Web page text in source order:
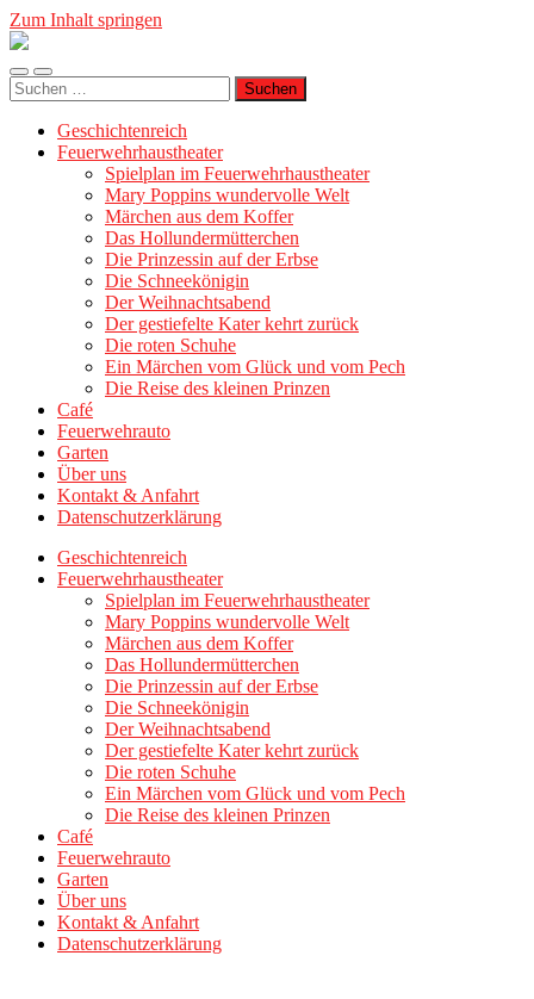
Zum Inhalt springen
Geschichtenreich
Mobile-
Menü
Suchfeld
ein-/ausblenden
Suche
nach:
Geschichtenreich
Feuerwehrhaustheater
Spielplan im Feuerwehrhaustheater
Mary Poppins wundervolle Welt
Märchen aus dem Koffer
Das Hollundermütterchen
Die Prinzessin auf der Erbse
Die Schneekönigin
Der Weihnachtsabend
Der gestiefelte Kater kehrt zurück
Die roten Schuhe
Ein Märchen vom Glück und vom Pech
Die Reise des kleinen Prinzen
Café
Feuerwehrauto
Garten
Über uns
Kontakt & Anfahrt
Datenschutzerklärung
Geschichtenreich
Feuerwehrhaustheater
Spielplan im Feuerwehrhaustheater
Mary Poppins wundervolle Welt
Märchen aus dem Koffer
Das Hollundermütterchen
Die Prinzessin auf der Erbse
Die Schneekönigin
Der Weihnachtsabend
Der gestiefelte Kater kehrt zurück
Die roten Schuhe
Ein Märchen vom Glück und vom Pech
Die Reise des kleinen Prinzen
Café
Feuerwehrauto
Garten
Über uns
Kontakt & Anfahrt
Datenschutzerklärung